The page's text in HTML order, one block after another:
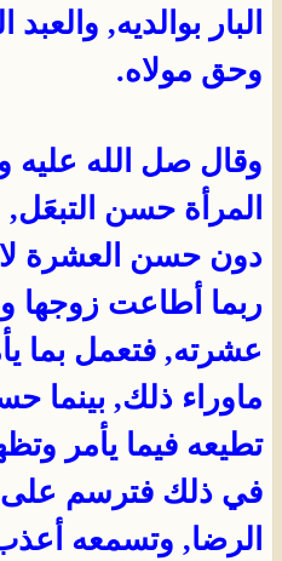
البار بوالديه,
وحق مولاه.
وقال صل الله عليه
المرأة حسن
دون حسن العشرة لا
ربما أطاعت زوجها
عشرته, فتعمل بما
ماوراء ذلك, بينما
تطيعه فيما يأمر
في ذلك فترسم على
الرضا, وتسمعه